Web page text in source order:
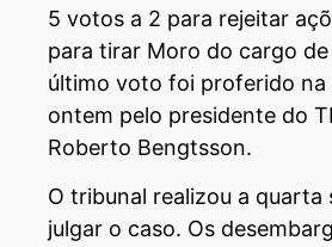
5 votos a 2 para rejeitar
para tirar Moro do cargo de
último voto foi proferido na
ontem pelo presidente do
Roberto Bengtsson.
O tribunal realizou a quarta
julgar o caso. Os